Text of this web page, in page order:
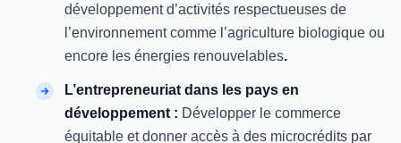
développement d’activités respectueuses de
l’environnement comme l’agriculture biologique ou
encore les énergies renouvelables.
L’entrepreneuriat dans les pays en
développement : Développer le commerce
équitable et donner accès à des microcrédits par